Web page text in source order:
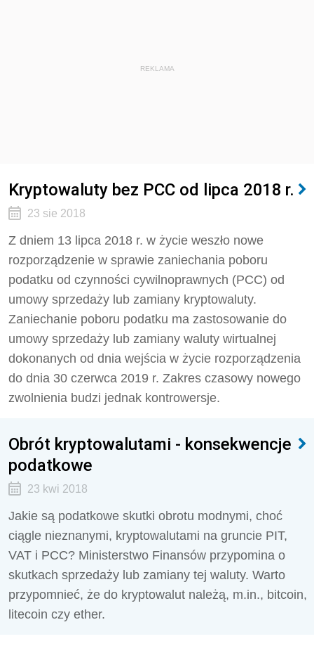
REKLAMA
Kryptowaluty bez PCC od lipca 2018 r.
23 sie 2018
Z dniem 13 lipca 2018 r. w życie weszło nowe
rozporządzenie w sprawie zaniechania poboru
podatku od czynności cywilnoprawnych (PCC) od
umowy sprzedaży lub zamiany kryptowaluty.
Zaniechanie poboru podatku ma zastosowanie do
umowy sprzedaży lub zamiany waluty wirtualnej
dokonanych od dnia wejścia w życie rozporządzenia
do dnia 30 czerwca 2019 r. Zakres czasowy nowego
zwolnienia budzi jednak kontrowersje.
Obrót kryptowalutami - konsekwencje
podatkowe
23 kwi 2018
Jakie są podatkowe skutki obrotu modnymi, choć
ciągle nieznanymi, kryptowalutami na gruncie PIT,
VAT i PCC? Ministerstwo Finansów przypomina o
skutkach sprzedaży lub zamiany tej waluty. Warto
przypomnieć, że do kryptowalut należą, m.in., bitcoin,
litecoin czy ether.